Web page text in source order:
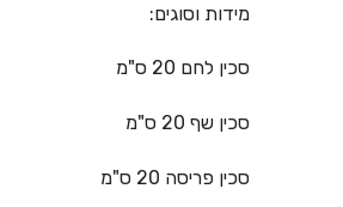
מידות וסוגים:
סכין לחם 20 ס"מ
סכין שף 20 ס"מ
סכין פריסה 20 ס"מ